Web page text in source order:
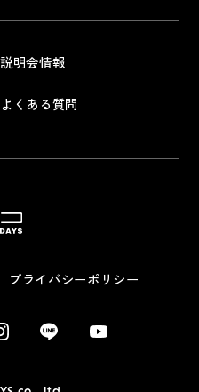
説明会情報
よくある質問
プライバシーポリシー
/ X
InstagramLINE